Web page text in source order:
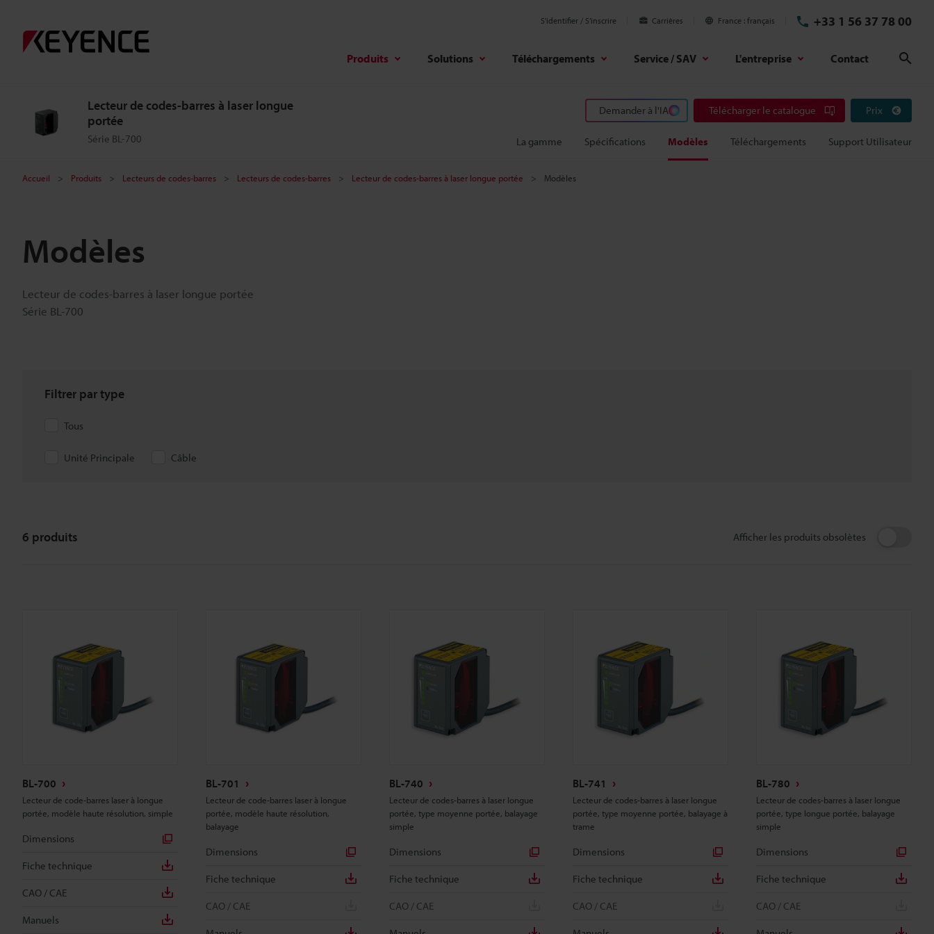
S'identifier / S’inscrire Carrières France français +33 1 56 37 78 00
Produits Solutions Téléchargements Service / SAV L'entreprise Contact
Lecteur de codes-barres à laser longue
portée
Série BL-700
Demander à l'IA Télécharger le catalogue Prix
La gamme Spécifications Modèles Téléchargements Support Utilisateur
Accueil Produits Lecteurs de codes-barres Lecteurs de codes-barres Lecteur de codes-barres à laser longue portée Modèles
Modèles
Lecteur de codes-barres à laser longue portée
Série BL-700
Filtrer par type
Tous
Unité Principale Câble
Afficher les produits obsolètes
6 produits
BL-700
Lecteur de code-barres laser à longue
portée, modèle haute résolution, simple
Dimensions
Fiche technique
CAO / CAE
Manuels
BL-701
Lecteur de code-barres laser à longue
portée, modèle haute résolution,
balayage
Dimensions
Fiche technique
CAO / CAE
BL-740
Lecteur de codes-barres à laser longue
portée, type moyenne portée, balayage
simple
Dimensions
Fiche technique
CAO / CAE
BL-741
Lecteur de codes-barres à laser longue
portée, type moyenne portée, balayage à
trame
Dimensions
Fiche technique
CAO / CAE
BL-780
Lecteur de codes-barres à laser longue
portée, type longue portée, balayage
simple
Dimensions
Fiche technique
CAO / CAE